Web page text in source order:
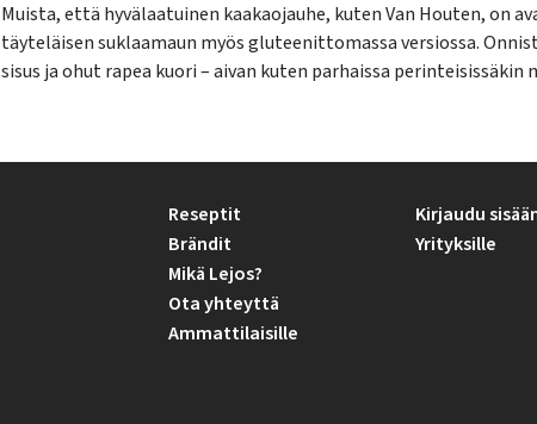
Muista, että hyvälaatuinen kaakaojauhe, kuten Van Houten, on
täyteläisen suklaamaun myös gluteenittomassa versiossa.
sisus ja ohut rapea kuori – aivan kuten parhaissa perinteisissäkin
Reseptit
Brändit
Mikä Lejos?
Ota yhteyttä
Ammattilaisille
Kirjaudu
Yrityksille